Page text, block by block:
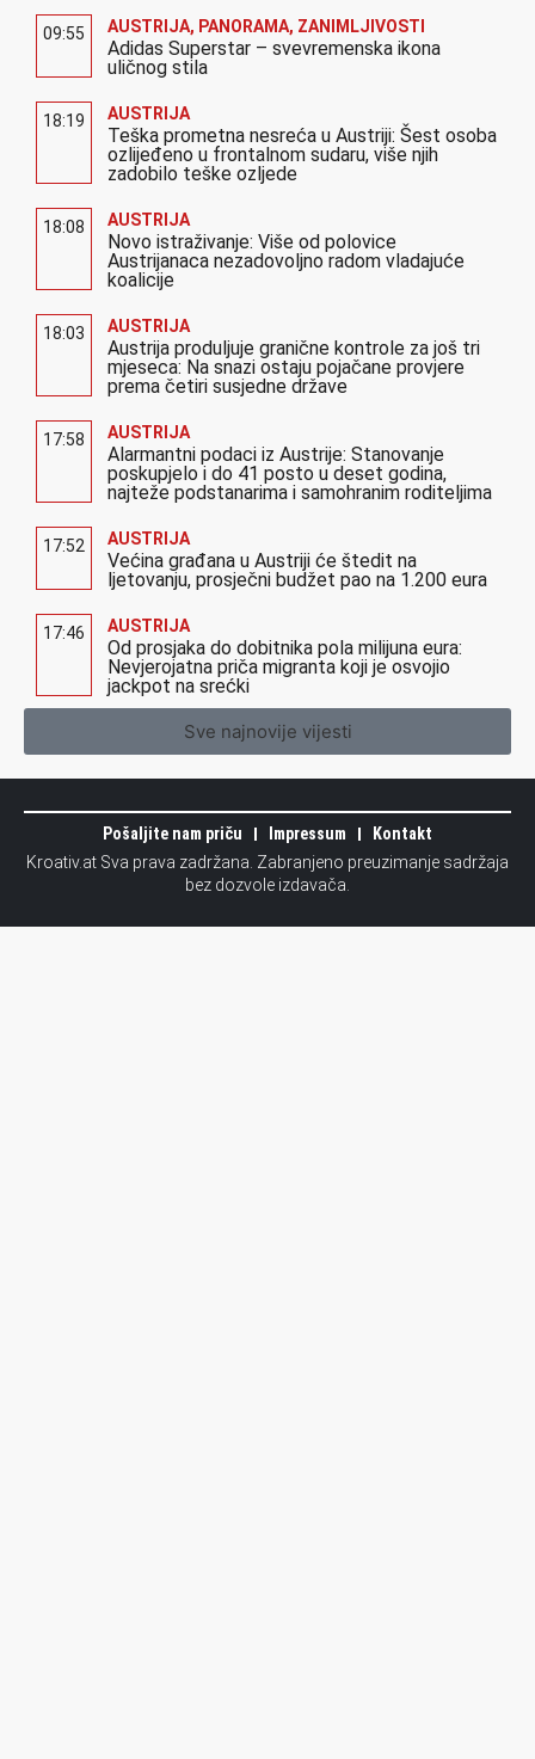
09:55 AUSTRIJA, PANORAMA, ZANIMLJIVOSTI
Adidas Superstar – svevremenska ikona
uličnog stila
18:19 AUSTRIJA
Teška prometna nesreća u Austriji: Šest osoba
ozlijeđeno u frontalnom sudaru, više njih
zadobilo teške ozljede
18:08 AUSTRIJA
Novo istraživanje: Više od polovice
Austrijanaca nezadovoljno radom vladajuće
koalicije
18:03 AUSTRIJA
Austrija produljuje granične kontrole za još tri
mjeseca: Na snazi ostaju pojačane provjere
prema četiri susjedne države
17:58 AUSTRIJA
Alarmantni podaci iz Austrije: Stanovanje
poskupjelo i do 41 posto u deset godina,
najteže podstanarima i samohranim roditeljima
17:52 AUSTRIJA
Većina građana u Austriji će štedit na
ljetovanju, prosječni budžet pao na 1.200 eura
17:46 AUSTRIJA
Od prosjaka do dobitnika pola milijuna eura:
Nevjerojatna priča migranta koji je osvojio
jackpot na srećki
Sve najnovije vijesti
Pošaljite nam priču Impressum
Kontakt
Kroativ.at Sva prava zadržana. Zabranjeno preuzimanje sadržaja
bez dozvole izdavača.